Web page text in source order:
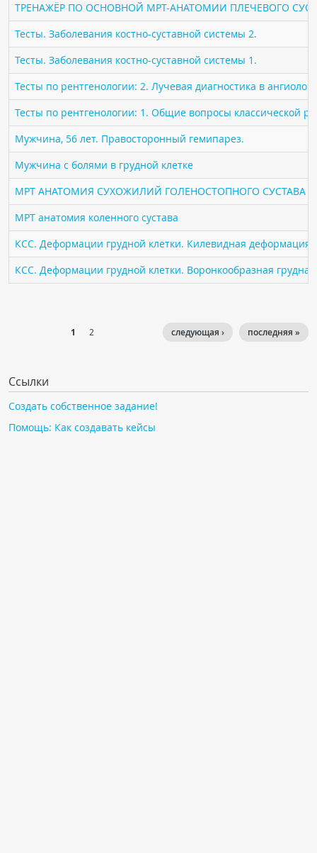
Где пройти обследование
Компьютерная томография (КТ)
Магнитно-резонансная томография (МРТ)
ПОМОЩЬ
ТРЕНАЖЁР ПО ОСНОВНОЙ МРТ-АНАТОМИИ ПЛЕЧЕВОГО
Тесты. Заболевания костно-суставной системы 2.
Тесты. Заболевания костно-суставной системы 1.
Тесты по рентгенологии: 2. Лучевая диагностика в
Тесты по рентгенологии: 1. Общие вопросы классической
Мужчина, 56 лет. Правосторонный гемипарез.
Мужчина с болями в грудной клетке
МРТ АНАТОМИЯ СУХОЖИЛИЙ ГОЛЕНОСТОПНОГО СУСТАВА
МРТ анатомия коленного сустава
КСС. Деформации грудной клетки. Килевидная деформация
КСС. Деформации грудной клетки. Воронкообразная
1 2 последняя »
следующая ›
Ссылки
Создать собственное задание!
Помощь: Как создавать кейсы